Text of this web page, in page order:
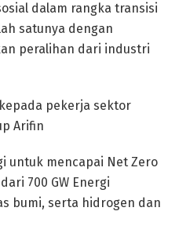
dalam rangka transisi
satunya dengan
peralihan dari industri
pekerja sektor
Arifin
untuk mencapai Net Zero
700 GW Energi
bumi, serta hidrogen dan